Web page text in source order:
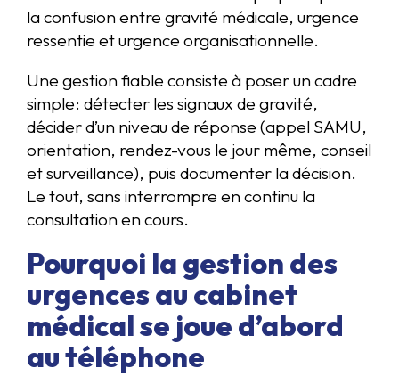
la confusion entre gravité médicale, urgence
ressentie et urgence organisationnelle.
Une gestion fiable consiste à poser un cadre
simple: détecter les signaux de gravité,
décider d’un niveau de réponse (appel SAMU,
orientation, rendez-vous le jour même, conseil
et surveillance), puis documenter la décision.
Le tout, sans interrompre en continu la
consultation en cours.
Pourquoi la gestion des
urgences au cabinet
médical se joue d’abord
au téléphone